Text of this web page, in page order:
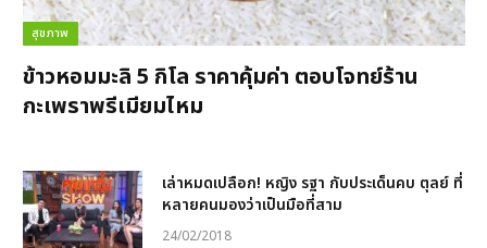
สุขภาพ
ข้าวหอมมะลิ 5 กิโล ราคาคุ้มค่า ตอบโจทย์ร้าน
กะเพราพรีเมียมไหม
เล่าหมดเปลือก! หญิง รฐา กับประเด็นคบ ตุลย์ ที่
หลายคนมองว่าเป็นมือที่สาม
24/02/2018